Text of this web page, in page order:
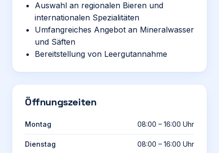
Auswahl an regionalen Bieren und
internationalen Spezialitäten
Umfangreiches Angebot an Mineralwasser
und Säften
Bereitstellung von Leergutannahme
Öffnungszeiten
Montag 08:00 – 16:00 Uhr
Dienstag 08:00 – 16:00 Uhr